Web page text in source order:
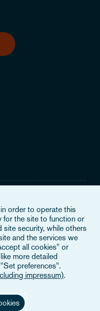
ce site, nous faisons
Osborne Clarke
membres. OCV est une
services aux clients. Les
entités juridiques
en savoir plus,
order to operate this
for the site to function or
site security, while others
and the services we
all cookies" or
more detailed
preferences".
impressum).